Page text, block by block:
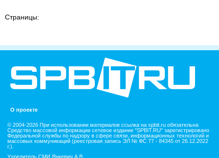
Страницы:
О проекте
© 2004-2026 При использовании материалов ссылка на spbit.ru обязательна
Средство массовой информации сетевое издание "SPBIT.RU" зарегистрировано
Федеральной службы по надзору в сфере связи, информационных технологий и
массовых коммуникаций (реестровая запись ЭЛ № ФС 77 - 84345 от 26.12.2022
г.).
Учредитель СМИ Янкевич А.В